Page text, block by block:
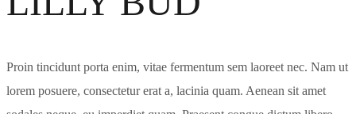
Proin tincidunt porta enim, vitae fermentum sem laoreet nec. Nam ut
lorem posuere, consectetur erat a, lacinia quam. Aenean sit amet